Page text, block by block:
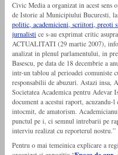
Civic Media a organizat in acest
de Istorie al Municipiului Bucuresti,
politic, academicieni, scriitori, preoti
jurnalisti ce s-au exprimat critic
ACTUALITATI (29 martie 2007),
analizat in plenul parlamentului, in
Basescu, pe data de 18 decembrie a
intr-un tablou al perioadei comuniste
responsabilii de abuzuri. Astazi insa,
Societatea Academica pentru Adevar
document a acestui raport, acuzandu-
intocmit, de amatorism.
punctul pe i, ci semnul intrebarii pe
interviu realizat cu reporterul nostru.”
Pentru o mai temeinica explicare a